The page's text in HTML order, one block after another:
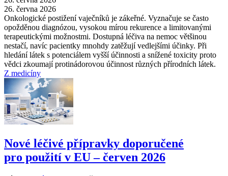
26. června 2026
Onkologické postižení vaječníků je zákeřné. Vyznačuje se často
opožděnou diagnózou, vysokou mírou rekurence a limitovanými
terapeutickými možnostmi. Dostupná léčiva na nemoc většinou
nestačí, navíc pacientky mnohdy zatěžují vedlejšími účinky. Při
hledání látek s potenciálem vyšší účinnosti a snížené toxicity proto
vědci zkoumají protinádorovou účinnost různých přírodních látek.
Z medicíny
Nové léčivé přípravky doporučené
pro použití v EU –⁠ červen 2026